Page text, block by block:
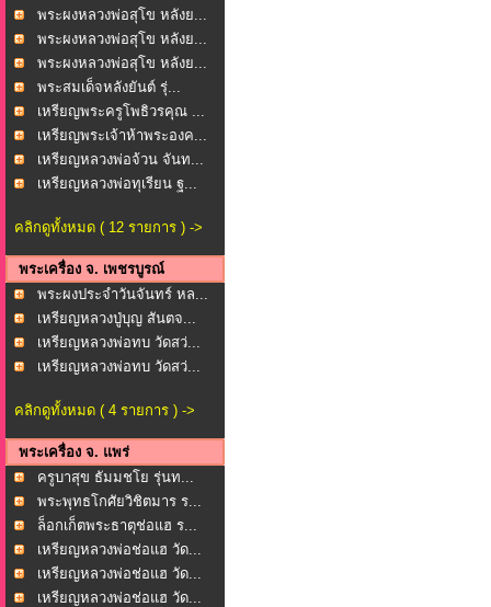
พระผงหลวงพ่อสุโข หลังย...
พระผงหลวงพ่อสุโข หลังย...
พระผงหลวงพ่อสุโข หลังย...
พระสมเด็จหลังยันต์ รุ่...
เหรียญพระครูโพธิวรคุณ ...
เหรียญพระเจ้าห้าพระองค...
เหรียญหลวงพ่อจ้วน จันท...
เหรียญหลวงพ่อทุเรียน ฐ...
คลิกดูทั้งหมด ( 12 รายการ ) ->
พระเครื่อง จ. เพชรบูรณ์
พระผงประจำวันจันทร์ หล...
เหรียญหลวงปู่บุญ สันตจ...
เหรียญหลวงพ่อทบ วัดสว่...
เหรียญหลวงพ่อทบ วัดสว่...
คลิกดูทั้งหมด ( 4 รายการ ) ->
พระเครื่อง จ. แพร่
ครูบาสุข ธัมมชโย รุ่นท...
พระพุทธโกศัยวิชิตมาร ร...
ล็อกเก็ตพระธาตุช่อแฮ ร...
เหรียญหลวงพ่อช่อแฮ วัด...
เหรียญหลวงพ่อช่อแฮ วัด...
เหรียญหลวงพ่อช่อแฮ วัด...